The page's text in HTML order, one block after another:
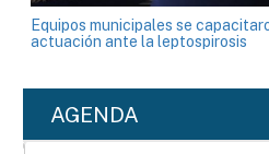
Equipos municipales se
actuación ante la leptospirosis
AGENDA